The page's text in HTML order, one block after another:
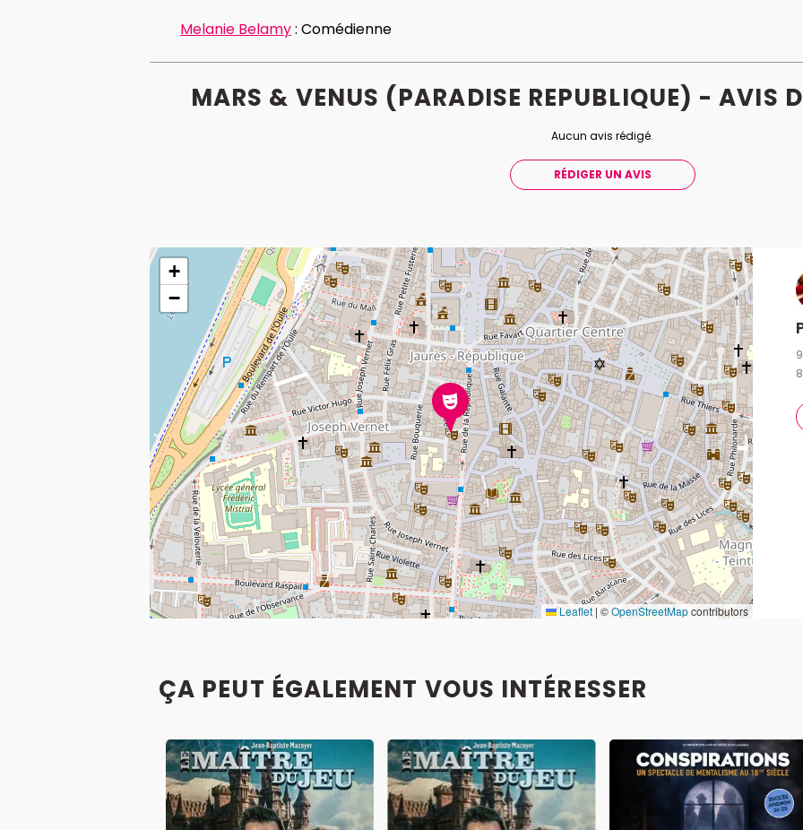
Melanie Belamy: Comédienne
MARS & VENUS (PARADISE REPUBLIQUE) - AVIS
Aucun avis rédigé.
RÉDIGER UN AVIS
+
−
Leaflet | ©OpenStreetMapcontributors
ÇA PEUT ÉGALEMENT VOUS INTÉRESSER